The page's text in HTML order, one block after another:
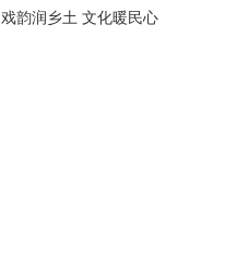
戏韵润乡土 文化暖民心